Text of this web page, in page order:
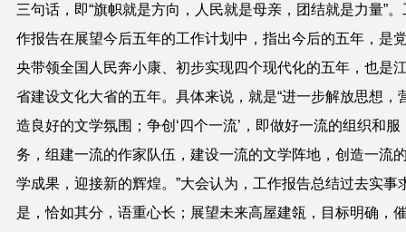
三句话，即“旗帜就是方向，人民就是母亲，团结就是力量”。
作报告在展望今后五年的工作计划中，指出今后的五年，是
央带领全国人民奔小康、初步实现四个现代化的五年，也是
省建设文化大省的五年。具体来说，就是“进一步解放思想，
造良好的文学氛围；争创‘四个一流’，即做好一流的组织和服
务，组建一流的作家队伍，建设一流的文学阵地，创造一流
学成果，迎接新的辉煌。”大会认为，工作报告总结过去实事
是，恰如其分，语重心长；展望未来高屋建瓴，目标明确，